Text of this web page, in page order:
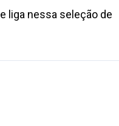
liga nessa seleção de